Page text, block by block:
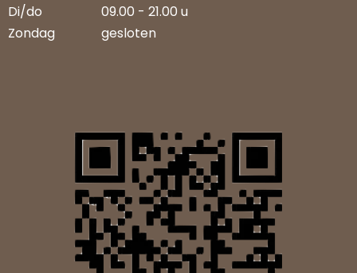
Di/do
09.00 - 21.00 u
Zondag
gesloten